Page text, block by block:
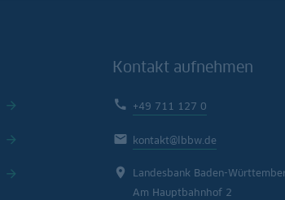
Kontakt aufnehmen
+49 711 127 0
kontakt@lbbw.de
Landesbank Baden-
Am Hauptbahnhof 2